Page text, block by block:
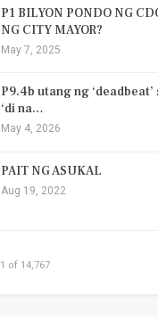
P1 BILYON PONDO NG
NG CITY MAYOR?
May 7, 2025
P9.4b utang ng
‘di na…
May 4, 2026
PAIT NG ASUKAL
Aug 19, 2022
1 of 14,767